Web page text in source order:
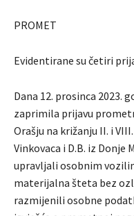
PROMET
Evidentirane su četiri
Dana 12. prosinca 2023.
zaprimila prijavu
Orašju na križanju II. i
Vinkovaca i D.B. iz Donje
upravljali osobnim
materijalna šteta bez
razmijenili osobne